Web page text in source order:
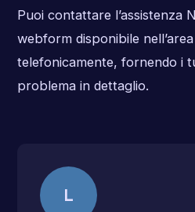
Puoi contattare l’assistenza
webform disponibile
telefonicamente, fornendo i
problema in dettaglio.
L